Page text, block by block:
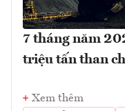
7 tháng năm
triệu tấn than
Xem thêm